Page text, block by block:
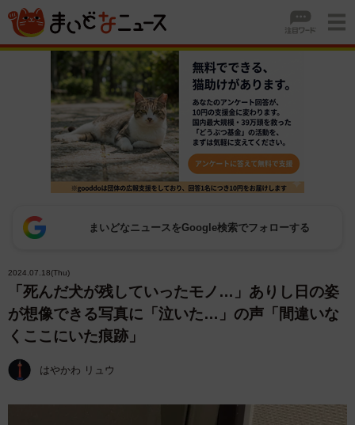
まいどなニュースをGoogle検索でフォローする
2024.07.18(Thu)
「死んだ犬が残していったモノ…」ありし日の姿
が想像できる写真に「泣いた…」の声「間違いな
くここにいた痕跡」
はやかわ リュウ